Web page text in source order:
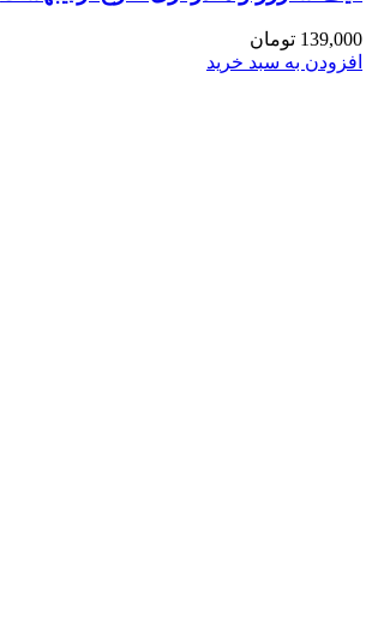
139,000 تومان
افزودن به سبد خرید